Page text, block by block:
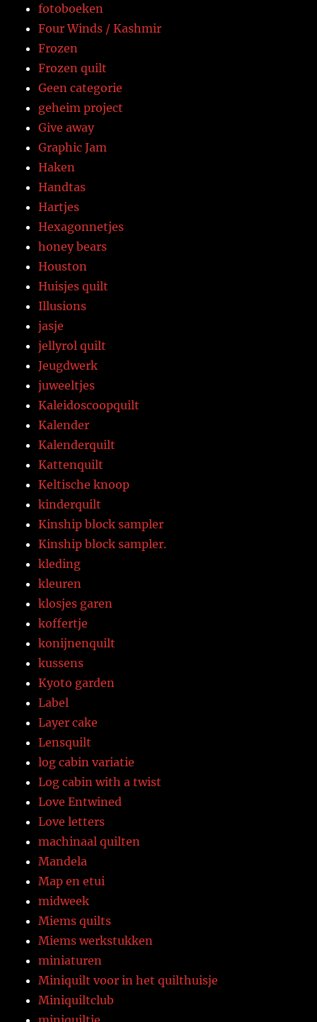
fotoboeken
Four Winds / Kashmir
Frozen
Frozen quilt
Geen categorie
geheim project
Give away
Graphic Jam
Haken
Handtas
Hartjes
Hexagonnetjes
honey bears
Houston
Huisjes quilt
Illusions
jasje
jellyrol quilt
Jeugdwerk
juweeltjes
Kaleidoscoopquilt
Kalender
Kalenderquilt
Kattenquilt
Keltische knoop
kinderquilt
Kinship block sampler
Kinship block sampler.
kleding
kleuren
klosjes garen
koffertje
konijnenquilt
kussens
Kyoto garden
Label
Layer cake
Lensquilt
log cabin variatie
Log cabin with a twist
Love Entwined
Love letters
machinaal quilten
Mandela
Map en etui
midweek
Miems quilts
Miems werkstukken
miniaturen
Miniquilt voor in het quilthuisje
Miniquiltclub